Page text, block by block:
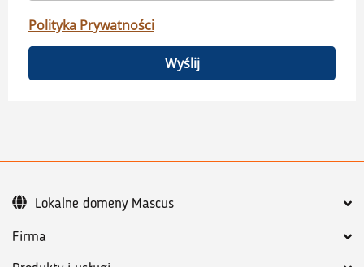
Polityka Prywatności
Wyślij
Firma
Lokalne domeny Mascus